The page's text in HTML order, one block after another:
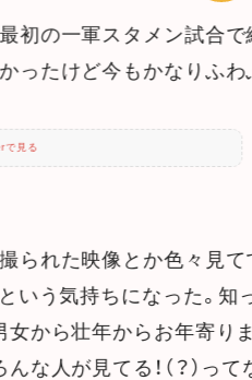
初の一軍スタメン試合
ったけど今もかなりふ
で見る
られた映像とか色々見
という気持ちになった。
女から壮年からお年寄
な人が見てる！（？）って